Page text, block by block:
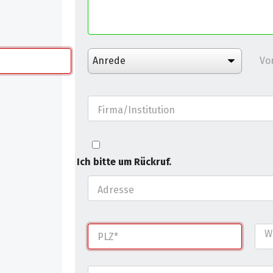
Firma/Institution
Ich bitte um Rückruf.
Adresse
PLZ